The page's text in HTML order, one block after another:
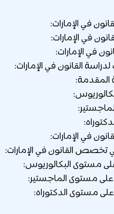
في الإمارات:
في الإمارات:
في الإمارات:
القانون في الإمارات:
المقدمة:
في الإمارات:
القانون في الإمارات: